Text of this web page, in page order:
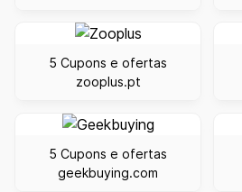
5 Cupons e ofertas
zooplus.pt
5 Cupons e ofertas
geekbuying.com